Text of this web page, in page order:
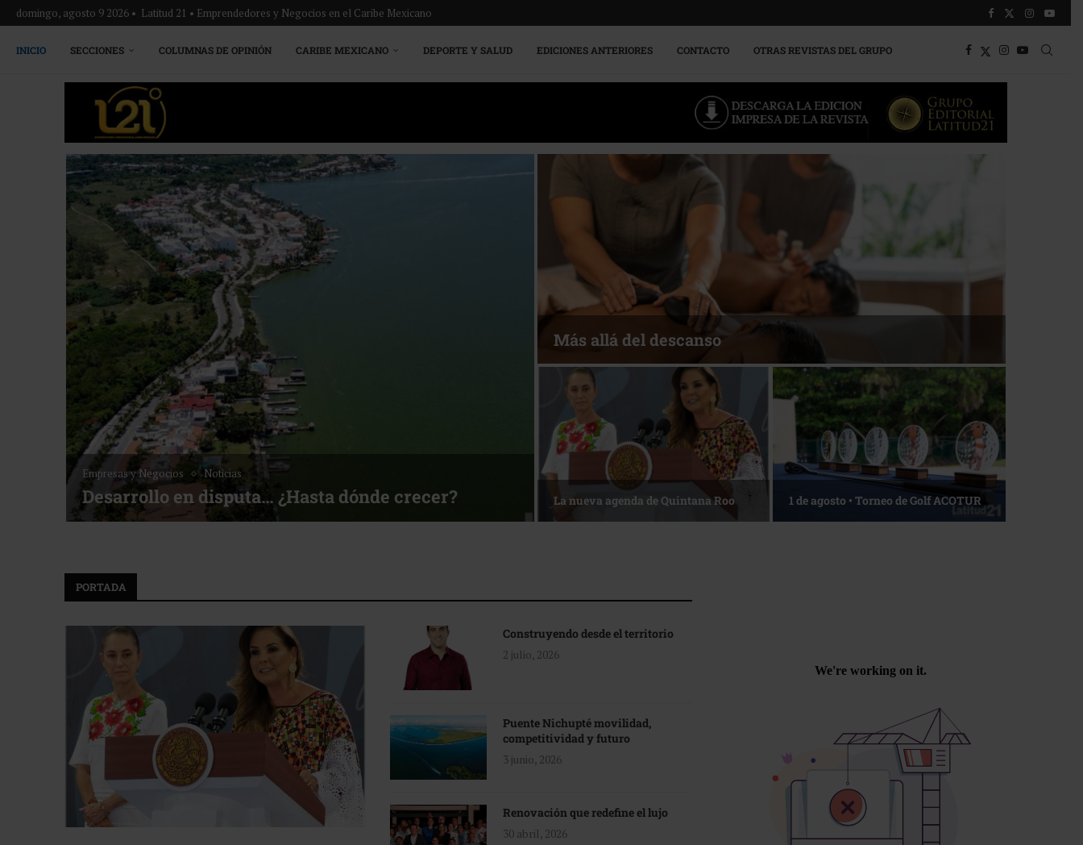
domingo, agosto 9 2026 • Latitud 21 • Emprendedores y Negocios en el Caribe Mexicano
INICIO SECCIONES COLUMNAS DE OPINIÓN CARIBE MEXICANO DEPORTE Y SALUD EDICIONES ANTERIORES CONTACTO OTRAS REVISTAS DEL GRUPO
Empresas y Negocios Noticias
Desarrollo en disputa… ¿Hasta dónde crecer?
Más allá del descanso
La nueva agenda de Quintana Roo 1 de agosto • Torneo de Golf ACOTUR
PORTADA
Construyendo desde el territorio
2 julio, 2026
Puente Nichupté movilidad,
competitividad y futuro
3 junio, 2026
Renovación que redefine el lujo
30 abril, 2026